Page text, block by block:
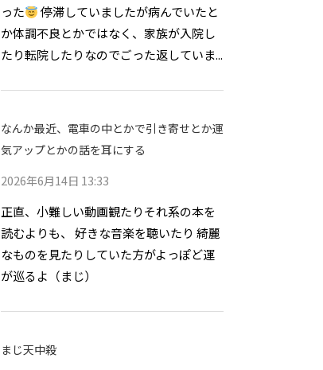
った
停滞していましたが病んでいたと
か体調不良とかではなく、家族が入院し
たり転院したりなのでごった返していま...
なんか最近、電車の中とかで引き寄せとか運
気アップとかの話を耳にする
2026年6月14日 13:33
正直、小難しい動画観たりそれ系の本を
読むよりも、 好きな音楽を聴いたり 綺麗
なものを見たりしていた方がよっぽど運
が巡るよ（まじ）
まじ天中殺